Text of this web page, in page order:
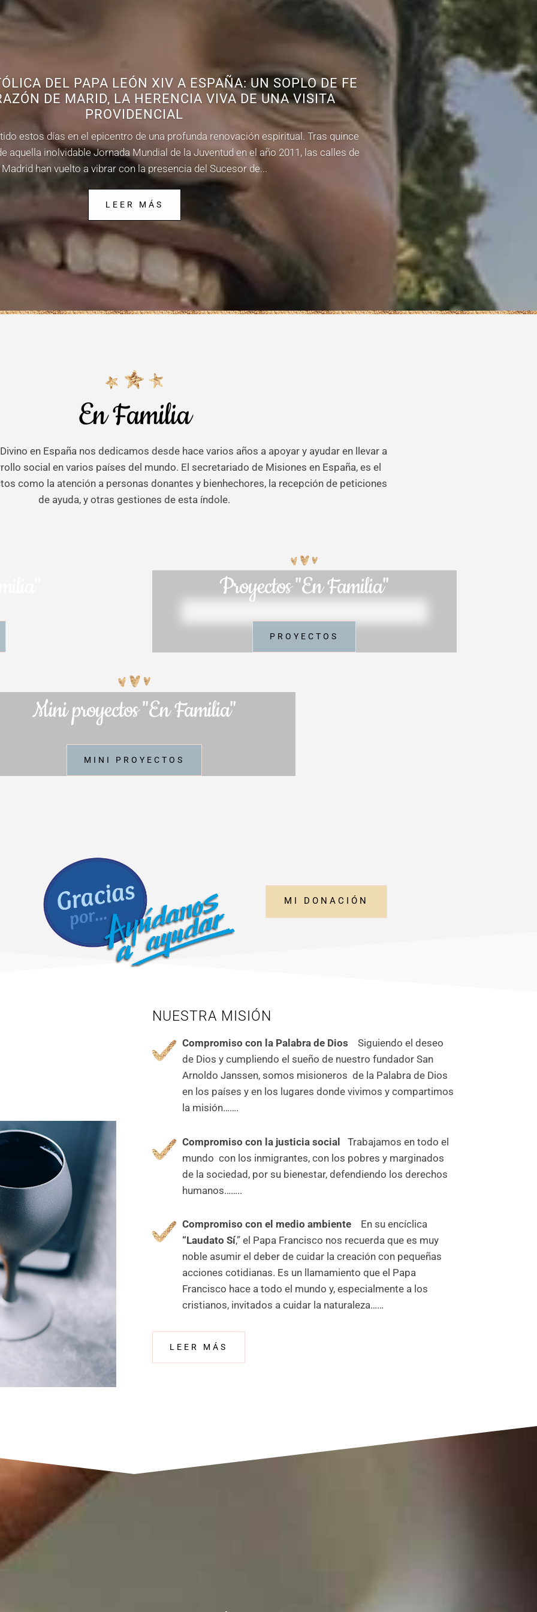
DEL PAPA LEÓN XIV A ESPAÑA: UN SOPLO DE FE
DE MARID, LA HERENCIA VIVA DE UNA VISITA
PROVIDENCIAL
estos días en el epicentro de una profunda renovación espiritual. Tras quince
aquella inolvidable Jornada Mundial de la Juventud en el año 2011, las calles de
Madrid han vuelto a vibrar con la presencia del Sucesor de...
LEER MÁS
En Familia
en España nos dedicamos desde hace varios años a apoyar y ayudar en llevar a
social en varios países del mundo. El secretariado de Misiones en España, es el
como la atención a personas donantes y bienhechores, la recepción de peticiones
de ayuda, y otras gestiones de esta índole.
Proyectos "En Familia"
PROYECTOS
Mini proyectos "En Familia"
MINI PROYECTOS
MI DONACIÓN
NUESTRA MISIÓN
Compromiso con la Palabra de Dios
Siguiendo el deseo
de Dios y cumpliendo el sueño de nuestro fundador San
Arnoldo Janssen, somos misioneros de la Palabra de Dios
en los países y en los lugares donde vivimos y compartimos
la misión…….
Compromiso con la justicia social
Trabajamos en todo el
mundo con los inmigrantes, con los pobres y marginados
de la sociedad, por su bienestar, defendiendo los derechos
humanos……..
Compromiso con el medio ambiente
En su encíclica
“Laudato Sí,” el Papa Francisco nos recuerda que es muy
noble asumir el deber de cuidar la creación con pequeñas
acciones cotidianas. Es un llamamiento que el Papa
Francisco hace a todo el mundo y, especialmente a los
cristianos, invitados a cuidar la naturaleza……
LEER MÁS